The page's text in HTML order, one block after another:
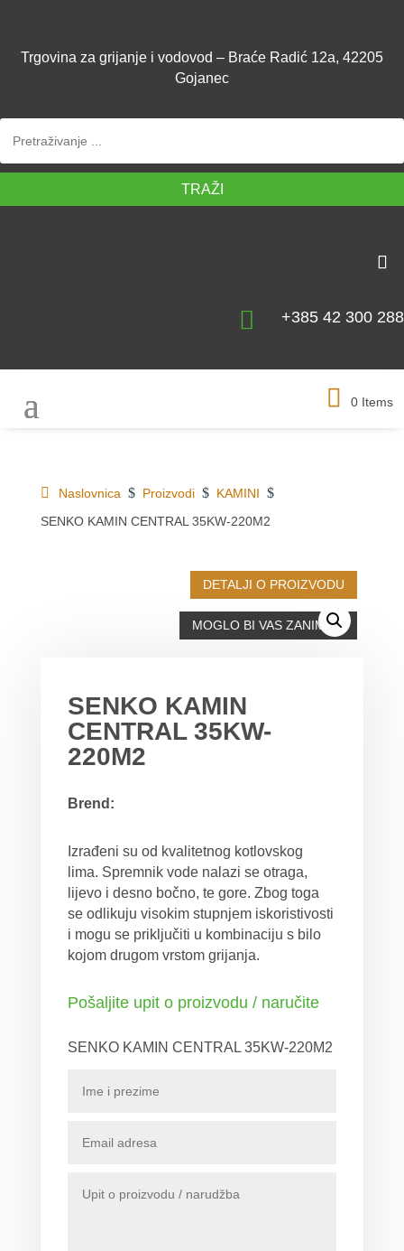
Trgovina za grijanje i vodovod – Braće Radić 12a, 42205
Gojanec
TRAŽI
 +385 42 300 288
0 Items
Naslovnica $ Proizvodi $ KAMINI $
SENKO KAMIN CENTRAL 35KW-220M2
DETALJI O PROIZVODU
MOGLO BI VAS ZANIMATI
SENKO KAMIN
CENTRAL 35KW-
220M2
Brend:
Izrađeni su od kvalitetnog kotlovskog
lima. Spremnik vode nalazi se otraga,
lijevo i desno bočno, te gore. Zbog toga
se odlikuju visokim stupnjem iskoristivosti
i mogu se priključiti u kombinaciju s bilo
kojom drugom vrstom grijanja.
Pošaljite upit o proizvodu / naručite
SENKO KAMIN CENTRAL 35KW-220M2